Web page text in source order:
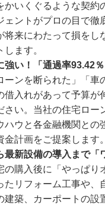
かいくぐるような契約
ェントがプロの目で徹
将来にわたって損をし
ます。
強い！「通過率93.42
ーンを断られた」「車
借入れがあって予算が
さい。当社の住宅ロー
ハウと各金融機関との
計画をご提案します。
最新設備の導入まで「
の購入後に「やっぱり
たリフォーム工事や、
建築、カーポートの設